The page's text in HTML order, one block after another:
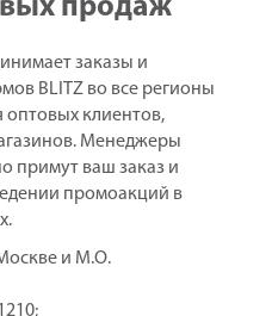
продаж
заказы и
BLITZ во все регионы
оптовых клиентов,
Менеджеры
примут ваш заказ и
промоакций в
и М.О.